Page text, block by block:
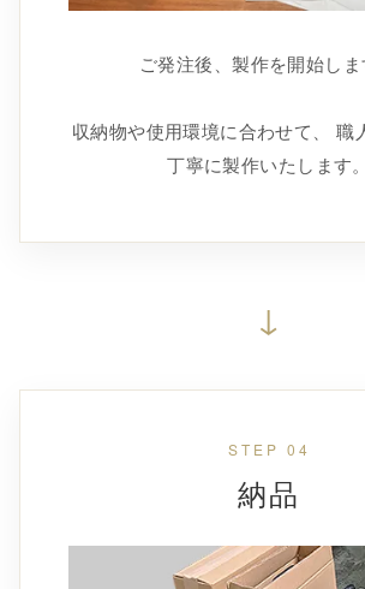
ご発注後、製作を開始しま
収納物や使用環境に合わせて、 職
丁寧に製作いたします。
↓
STEP 04
納品